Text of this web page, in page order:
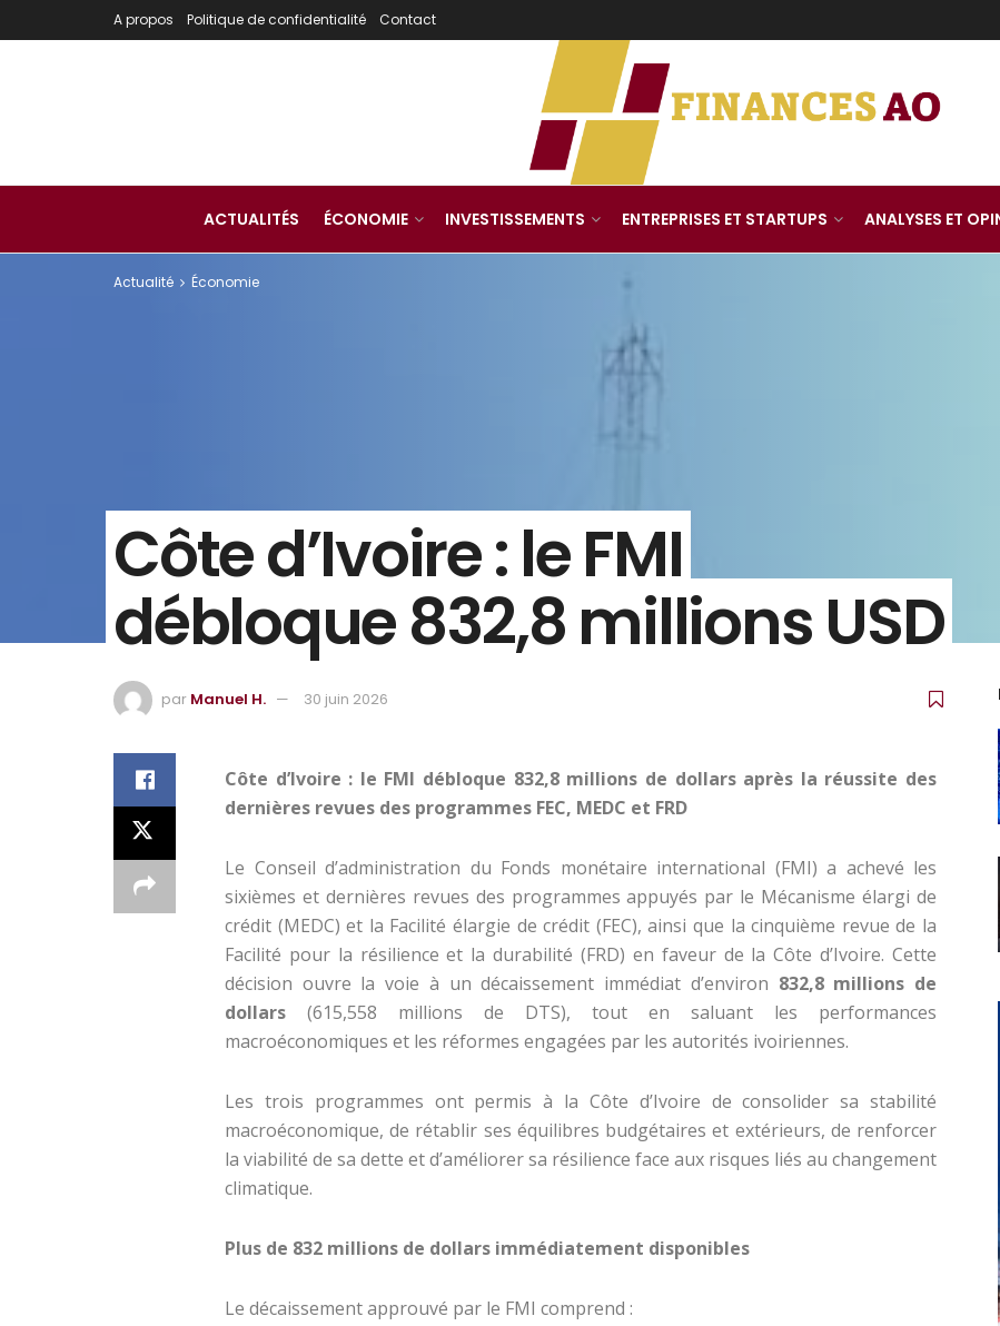
A propos Politique de confidentialité Contact
ACTUALITÉS ÉCONOMIE INVESTISSEMENTS ENTREPRISES ET STARTUPS ANALYSES ET
Actualité Économie
Côte d’Ivoire : le FMI
débloque 832,8 millions USD
par Manuel H. 30 juin 2026
Côte d’Ivoire : le FMI débloque 832,8 millions de dollars après la réussite des
dernières revues des programmes FEC, MEDC et FRD
Le Conseil d’administration du Fonds monétaire international (FMI) a achevé les
sixièmes et dernières revues des programmes appuyés par le Mécanisme élargi de
crédit (MEDC) et la Facilité élargie de crédit (FEC), ainsi que la cinquième revue de la
Facilité pour la résilience et la durabilité (FRD) en faveur de la Côte d’Ivoire. Cette
décision ouvre la voie à un décaissement immédiat d’environ 832,8 millions de
dollars (615,558 millions de DTS), tout en saluant les performances
macroéconomiques et les réformes engagées par les autorités ivoiriennes.
Les trois programmes ont permis à la Côte d’Ivoire de consolider sa stabilité
macroéconomique, de rétablir ses équilibres budgétaires et extérieurs, de renforcer
la viabilité de sa dette et d’améliorer sa résilience face aux risques liés au changement
climatique.
Plus de 832 millions de dollars immédiatement disponibles
Le décaissement approuvé par le FMI comprend :